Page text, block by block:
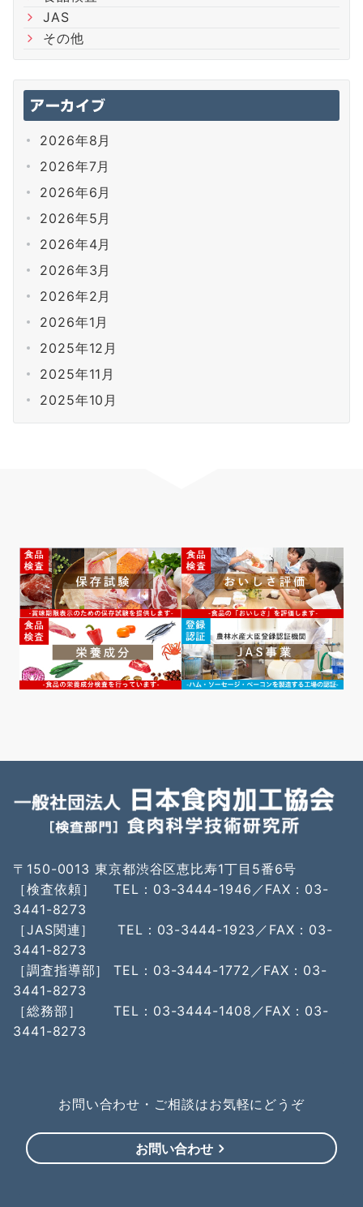
JAS
その他
アーカイブ
2026年8月
2026年7月
2026年6月
2026年5月
2026年4月
2026年3月
2026年2月
2026年1月
2025年12月
2025年11月
2025年10月
〒150-0013 東京都渋谷区恵比寿1丁目5番6号
［検査依頼］ TEL：03-3444-1946／FAX：03-
3441-8273
［JAS関連］ TEL：03-3444-1923／FAX：03-
3441-8273
［調査指導部］ TEL：03-3444-1772／FAX：03-
3441-8273
［総務部］ TEL：03-3444-1408／FAX：03-
3441-8273
お問い合わせ・ご相談はお気軽にどうぞ
お問い合わせ